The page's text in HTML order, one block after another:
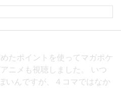
たポイントを使ってマガポケ
ニメも視聴しました。 いつ
いんですが、４コマではなか